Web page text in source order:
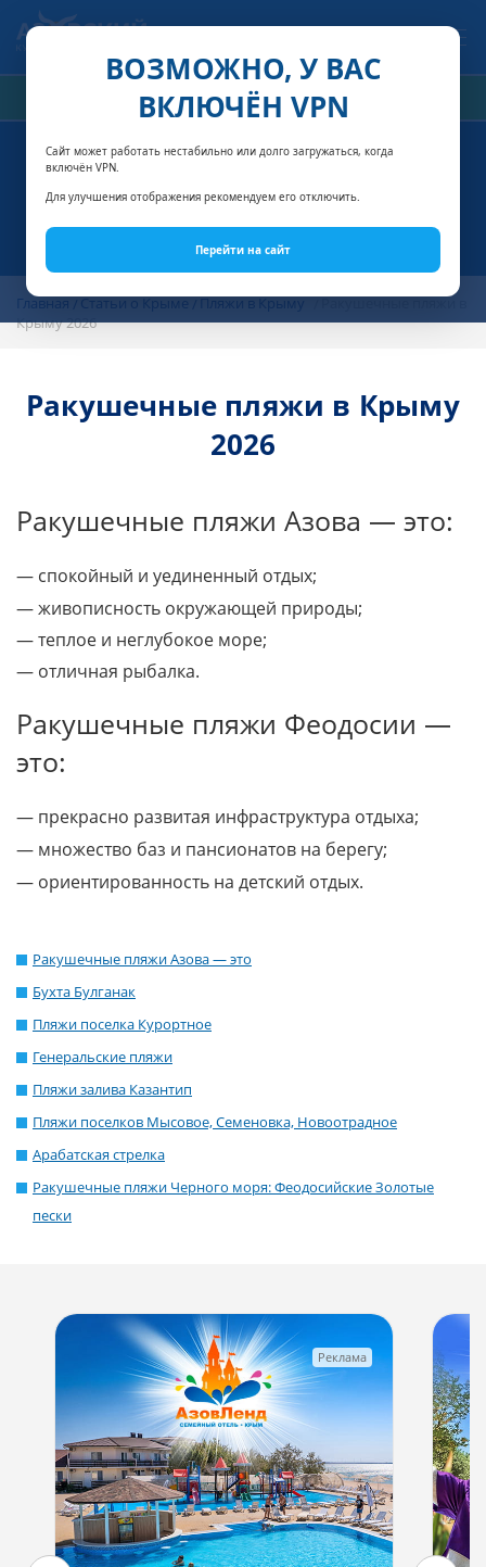
ВОЗМОЖНО, У ВАС
ВКЛЮЧЁН VPN
Сайт может работать нестабильно или долго загружаться, когда
включён VPN.
Для улучшения отображения рекомендуем его отключить.
Перейти на сайт
РАСЧЁТ СТОИМОСТИ
Главная Статьи о Крыме Пляжи в Крыму
Крыму 2026
Ракушечные пляжи в Крыму
2026
Ракушечные пляжи Азова — это:
— спокойный и уединенный отдых;
— живописность окружающей природы;
— теплое и неглубокое море;
— отличная рыбалка.
Ракушечные пляжи Феодосии —
это:
— прекрасно развитая инфраструктура отдыха;
— множество баз и пансионатов на берегу;
— ориентированность на детский отдых.
Ракушечные пляжи Азова — это
Бухта Булганак
Пляжи поселка Курортное
Генеральские пляжи
Пляжи залива Казантип
Пляжи поселков Мысовое, Семеновка, Новоотрадное
Арабатская стрелка
Ракушечные пляжи Черного моря: Феодосийские Золотые
пески
Реклама